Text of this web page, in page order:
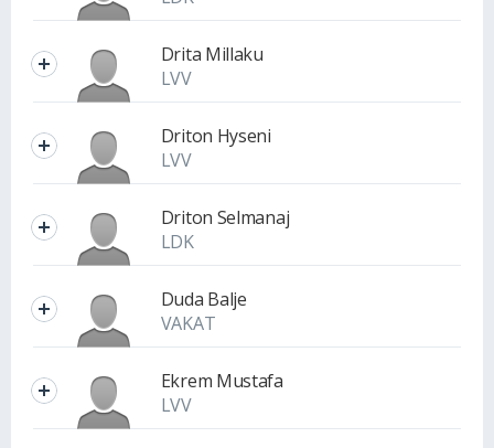
Drita Millaku
LVV
Driton Hyseni
LVV
Driton Selmanaj
LDK
Duda Balje
VAKAT
Ekrem Mustafa
LVV